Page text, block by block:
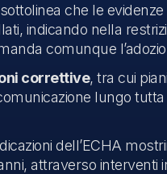
che le
indicando nella
comunque
correttive, tra cui
lungo
dell’ECHA
attraverso interventi